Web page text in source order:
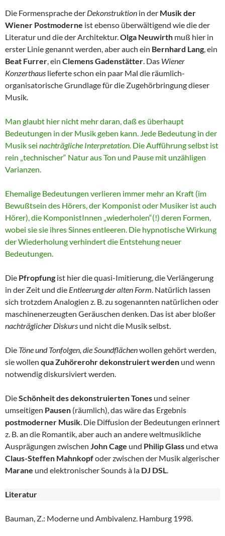
Die Formensprache der Dekonstruktion in der Musik der
Wiener Postmoderne ist ebenso überwältigend wie die der
Literatur und die der Architektur.Olga Neuwirth muß hier in
erster Linie genannt werden, aber auch ein Bernhard Lang, ein
Beat Furrer, ein Clemens Gadenstätter. Das Wiener
Konzerthaus lieferte schon ein paar Mal die räumlich-
organisatorische Grundlage für die Zugehörbringung dieser
Musik.
Man glaubt hier nicht mehr daran, daß es überhaupt
Bedeutungen in der Musik geben kann. Jede Bedeutung in der
Musik sei nachträgliche Interpretation. Die Aufführung selbst ist
rein „technischer“ Natur aus Ton und Pause mit unzähligen
Varianzen.
Ehemalige Bedeutungen verlieren immer mehr an Kraft (im
Bewußtsein des Hörers, der Komponist oder Musiker ist auch
Hörer), die KomponistInnen „wiederholen“(!) deren Formen,
wobei sie sie ihres Sinnes entleeren. Die hypnotische Wirkung
der Wiederholung verhindert die Entstehung neuer
Bedeutungen.
Die Pfropfung ist hier die quasi-Imitierung, die Verlängerung
in der Zeit und die Entleerung der alten Form. Natürlich lassen
sich trotzdem Analogien z. B. zu sogenannten natürlichen oder
maschinenerzeugten Geräuschen denken. Das ist aber bloßer
nachträglicher Diskurs und nicht die Musik selbst.
Die Töne und Tonfolgen, die Soundflächenwollen gehört werden,
sie wollen qua Zuhörerohr dekonstruiert werden und wenn
notwendig diskursiviert werden.
DieSchönheit des dekonstruierten Tones und seiner
umseitigen Pausen (räumlich), das wäre das Ergebnis
postmoderner Musik. Die Diffusion der Bedeutungen erinnert
z. B. an die Romantik, aber auch an andere weltmusikliche
Ausprägungen zwischen John Cage und Philip Glass und etwa
Claus-Steffen Mahnkopfoder zwischen der Musik algerischer
Marane und elektronischer Sounds à la DJ DSL.
Literatur
Bauman, Z.: Moderne und Ambivalenz. Hamburg 1998.